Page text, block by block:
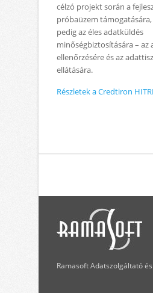
célzó projekt során a
próbaüzem
pedig az éles adatküldés
minőségbiztosítására – az
ellenőrzésére és az
ellátására.
Részletek a Credtiron
Ramasoft Adatszolgáltató